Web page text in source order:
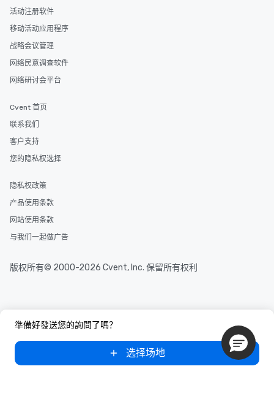
準備好發送您的詢問了嗎？
选择场地
活动注册软件
移动活动应用程序
战略会议管理
网络民意调查软件
网络研讨会平台
Cvent 首页
联系我们
客户支持
您的隐私权选择
隐私权政策
产品使用条款
网站使用条款
与我们一起做广告
版权所有© 2000-2026 Cvent, Inc. 保留所有权利